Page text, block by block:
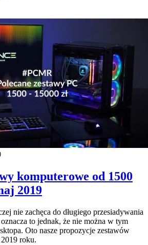
komputerowe od 1500
2019
nie zachęca do długiego przesiadywania
to jednak, że nie można w tym
Oto nasze propozycje zestawów
roku.